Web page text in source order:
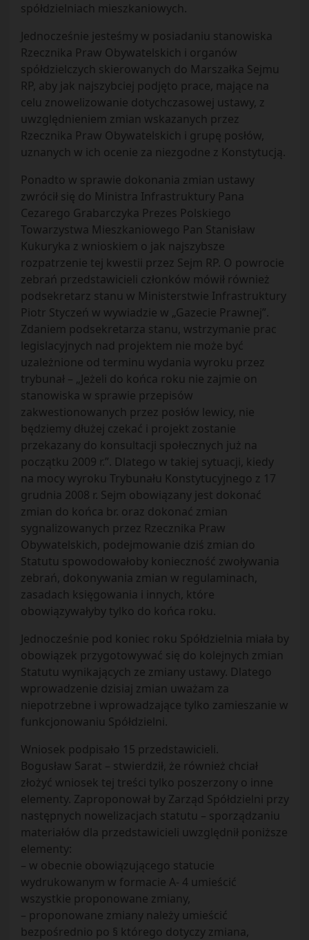
spółdzielniach mieszkaniowych.
Jednocześnie jesteśmy w posiadaniu stanowiska
Rzecznika Praw Obywatelskich i organów
spółdzielczych skierowanych do Marszałka Sejmu
RP, aby jak najszybciej podjęto prace, mające na
celu znowelizowanie dotychczasowej ustawy, z
uwzględnieniem zmian wskazanych przez
Rzecznika Praw Obywatelskich i grupę posłów,
uznanych w ich ocenie za niezgodne z Konstytucją.
Ponadto w sprawie dokonania zmian ustawy
zwrócił się do Ministra Infrastruktury Pana
Cezarego Grabarczyka Prezes Polskiego
Towarzystwa Mieszkaniowego Pan Stanisław
Kukuryka z wnioskiem o jak najszybsze
rozpatrzenie tej kwestii przez Sejm RP. O powrocie
zebrań przedstawicieli członków mówił również
podsekretarz stanu w Ministerstwie Infrastruktury
Piotr Styczeń w wywiadzie w „Gazecie Prawnej”.
Zdaniem podsekretarza stanu, wstrzymanie prac
legislacyjnych nad projektem nie może być
uzależnione od terminu wydania wyroku przez
trybunał – „Jeżeli do końca roku nie zajmie on
stanowiska w sprawie przepisów
zakwestionowanych przez posłów lewicy, nie
będziemy dłużej czekać i projekt zostanie
przekazany do konsultacji społecznych już na
początku 2009 r.”. Dlatego w takiej sytuacji, kiedy
na mocy wyroku Trybunału Konstytucyjnego z 17
grudnia 2008 r. Sejm obowiązany jest dokonać
zmian do końca br. oraz dokonać zmian
sygnalizowanych przez Rzecznika Praw
Obywatelskich, podejmowanie dziś zmian do
Statutu spowodowałoby konieczność zwoływania
zebrań, dokonywania zmian w regulaminach,
zasadach księgowania i innych, które
obowiązywałyby tylko do końca roku.
Jednocześnie pod koniec roku Spółdzielnia miała by
obowiązek przygotowywać się do kolejnych zmian
Statutu wynikających ze zmiany ustawy. Dlatego
wprowadzenie dzisiaj zmian uważam za
niepotrzebne i wprowadzające tylko zamieszanie w
funkcjonowaniu Spółdzielni.
Wniosek podpisało 15 przedstawicieli.
Bogusław Sarat – stwierdził, że również chciał
złożyć wniosek tej treści tylko poszerzony o inne
elementy. Zaproponował by Zarząd Spółdzielni przy
następnych nowelizacjach statutu – sporządzaniu
materiałów dla przedstawicieli uwzględnił poniższe
elementy:
– w obecnie obowiązującego statucie
wydrukowanym w formacie A- 4 umieścić
wszystkie proponowane zmiany,
– proponowane zmiany należy umieścić
bezpośrednio po § którego dotyczy zmiana,